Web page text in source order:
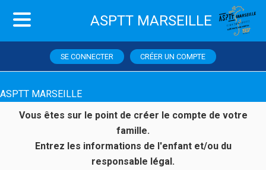
ASPTT MARSEILLE
SE CONNECTER CRÉER UN COMPTE
ASPTT MARSEILLE
Vous êtes sur le point de créer le compte de votre
famille.
Entrez les informations de l'enfant et/ou du
responsable légal.